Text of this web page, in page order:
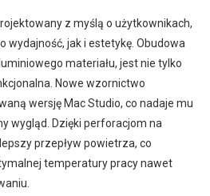
z myślą o użytkownikach,
wydajność, jak i estetykę. Obudowa
materiału, jest nie tylko
Nowe wzornictwo
wersję Mac Studio, co nadaje mu
wygląd. Dzięki perforacjom na
przepływ powietrza, co
temperatury pracy nawet